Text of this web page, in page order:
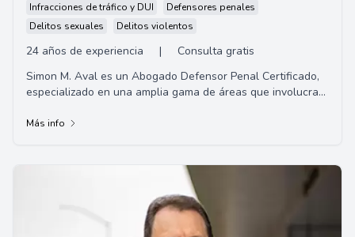
Infracciones de tráfico y DUI
Defensores penales
Delitos sexuales
Delitos violentos
24 años de experiencia |
Consulta gratis
Simon M. Aval es un Abogado Defensor Penal Certificado,
especializado en una amplia gama de áreas que involucran
Más info